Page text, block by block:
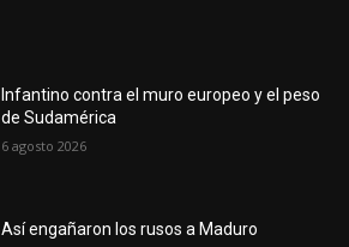
Infantino contra el muro europeo y el peso
de Sudamérica
6 agosto 2026
Así engañaron los rusos a Maduro